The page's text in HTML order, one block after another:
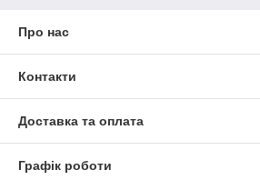
Про нас
Контакти
Доставка та оплата
Графік роботи